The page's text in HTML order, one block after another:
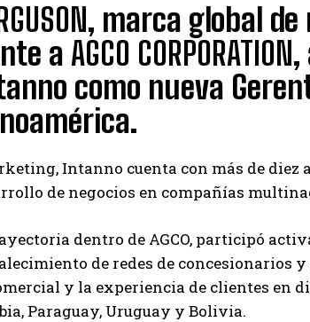
, marca global
a AGCO CORPORATION,
como nueva
Intanno cuenta con más de diez
de negocios en compañías
dentro de AGCO, participó
de redes de
y la experiencia de clientes en
Paraguay, Uruguay y Bolivia.